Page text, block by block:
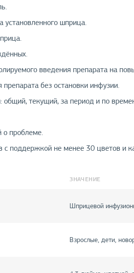
установленного шприца.
введения препарата на
без остановки инфузии.
текущий, за период и по
о проблеме.
с поддержкой не менее 30 цветов и
ЗНАЧЕНИЕ
Шприцевой
Взрослые, дети,